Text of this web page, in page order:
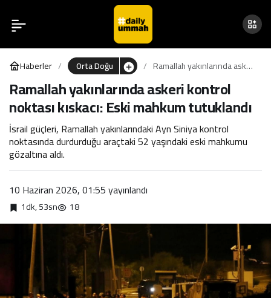
Haberler Orta Doğu
Ramallah yakınlarında askeri
kontrol noktası kıskacı: Eski
mahkum tutuklandı
Ramallah yakınlarında askeri kontrol
noktası kıskacı: Eski mahkum tutuklandı
İsrail güçleri, Ramallah yakınlarındaki Ayn Siniya kontrol
noktasında durdurduğu araçtaki 52 yaşındaki eski mahkumu
gözaltına aldı.
10 Haziran 2026, 01:55yayınlandı
1dk, 53sn 18
Ramallah yakınlarında
askeri kontrol noktası
kıskacı: Eski mahkum
tutuklandı
Paylaş